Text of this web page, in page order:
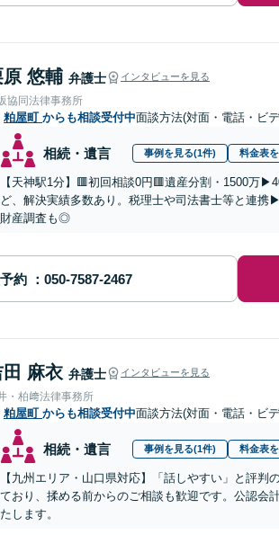
原 悠輔 弁護士 インタビューを見る
協同法律事務所
粕屋町 からも相談受付中面談方法(対面・電話・ビ
相続・遺言 事例を見る(1件) 料金表
【天神駅1分】🟥初回相談0円🟥遺産分割・1500万
ど、解決実績多数あり。税理士や司法書士等と連
財産調査も◎
約
田 麻衣 弁護士 インタビューを見る
・柏﨑法律事務所
粕屋町 からも相談受付中面談方法(対面・電話・ビ
相続・遺言 事例を見る(1件) 料金表
【九州エリア・山口県対応】「話しやすい」と評
ており、揉める前からのご相談も歓迎です。公認会
たします。